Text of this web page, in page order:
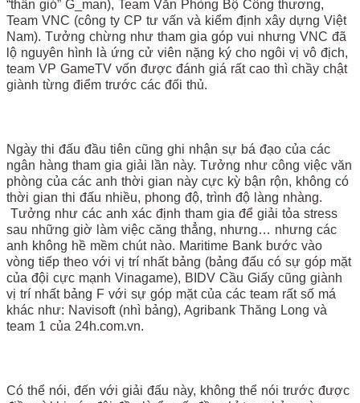
“thần gió” G_man), Team Văn Phòng Bộ Công thương,
Team VNC (công ty CP tư vấn và kiểm định xây dựng Việt
Nam). Tưởng chừng như tham gia góp vui nhưng VNC đã
lộ nguyên hình là ứng cử viên nặng ký cho ngôi vị vô địch,
team VP GameTV vốn được đánh giá rất cao thì chầy chật
giành từng điểm trước các đối thủ.
Ngày thi đấu đầu tiên cũng ghi nhận sự bá đạo của các
ngân hàng tham gia giải lần này. Tưởng như công việc văn
phòng của các anh thời gian này cực kỳ bận rộn, không có
thời gian thi đấu nhiều, phong độ, trình độ làng nhàng.
Tưởng như các anh xác định tham gia để giải tỏa stress
sau những giờ làm việc căng thẳng, nhưng… nhưng các
anh không hề mềm chút nào. Maritime Bank bước vào
vòng tiếp theo với vị trí nhất bảng (bảng đấu có sự góp mặt
của đội cực mạnh Vinagame), BIDV Cầu Giấy cũng giành
vị trí nhất bảng F với sự góp mặt của các team rất số má
khác như: Navisoft (nhì bảng), Agribank Thăng Long và
team 1 của 24h.com.vn.
Có thể nói, đến với giải đấu này, không thể nói trước được